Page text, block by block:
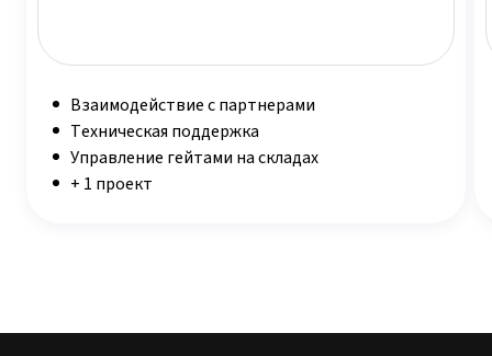
Взаимодействие с партнерами
Техническая поддержка
Управление гейтами на складах
+ 1 проект